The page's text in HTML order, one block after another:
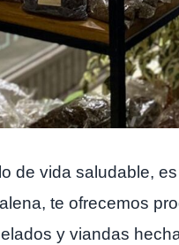
de vida saludable,
te ofrecemos
y viandas